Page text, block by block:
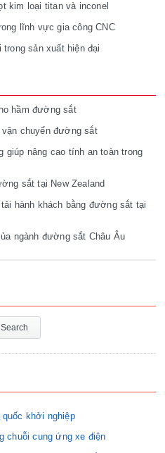
kim loại titan và inconel
lĩnh vực gia công CNC
trong sản xuất hiện đại
hầm đường sắt
chuyển đường sắt
giúp nâng cao tính an toàn trong
sắt tại New Zealand
hành khách bằng đường sắt tại
ngành đường sắt Châu Âu
khởi nghiệp
chuỗi cung ứng xe điện